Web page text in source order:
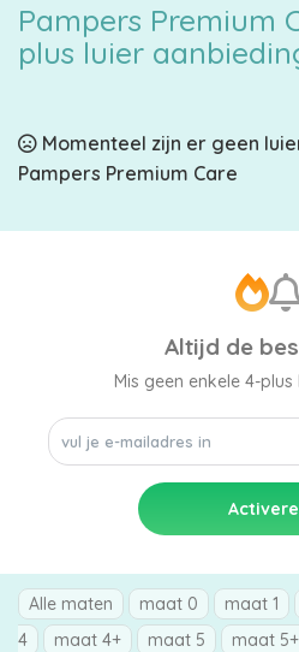
Pampers
Luierbroekjes
Billendoekjes
Maten
Pampers Premium
plus luier
Momenteel zijn er geen
Pampers Premium Care
Altijd de
Mis geen
Alle maten maat 0 maat 1
4
maat 4+ maat 5 maat 5+